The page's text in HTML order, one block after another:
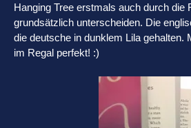
Hanging Tree erstmals auch durch die
grundsätzlich unterscheiden. Die
die deutsche in dunklem Lila gehalten.
im Regal perfekt! :)